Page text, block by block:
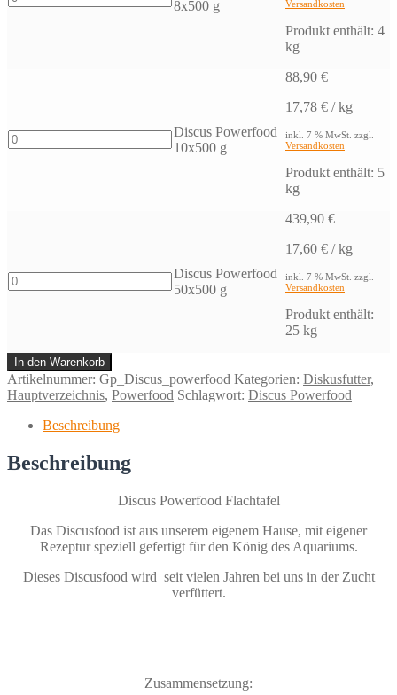
Powerfood
8x500 g
Versandkosten
Produkt enthält: 4
kg
Discus
Powerfood
Discus Powerfood
10x500 g
88,90 €
17,78 € /kg
inkl. 7 % MwSt. zzgl.
Versandkosten
Produkt enthält: 5
kg
Discus
Powerfood
Discus Powerfood
50x500 g
439,90 €
17,60 € /kg
inkl. 7 % MwSt. zzgl.
Versandkosten
Produkt enthält:
25 kg
In den Warenkorb
Artikelnummer: Gp_Discus_powerfood Kategorien: Diskusfutter,
Hauptverzeichnis, Powerfood Schlagwort: Discus Powerfood
Beschreibung
Beschreibung
Discus Powerfood Flachtafel
Das Discusfood ist aus unserem eigenem Hause, mit eigener
Rezeptur speziell gefertigt für den König des Aquariums.
Dieses Discusfood wird seit vielen Jahren bei uns in der Zucht
verfüttert.
Zusammensetzung: